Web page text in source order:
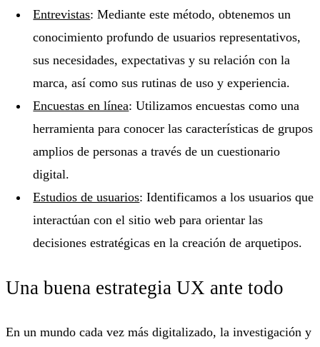
Entrevistas: Mediante este método, obtenemos un
conocimiento profundo de usuarios representativos,
sus necesidades, expectativas y su relación con la
marca, así como sus rutinas de uso y experiencia.
Encuestas en línea: Utilizamos encuestas como una
herramienta para conocer las características de grupos
amplios de personas a través de un cuestionario
digital.
Estudios de usuarios: Identificamos a los usuarios que
interactúan con el sitio web para orientar las
decisiones estratégicas en la creación de arquetipos.
Una buena estrategia UX ante todo
En un mundo cada vez más digitalizado, la investigación y